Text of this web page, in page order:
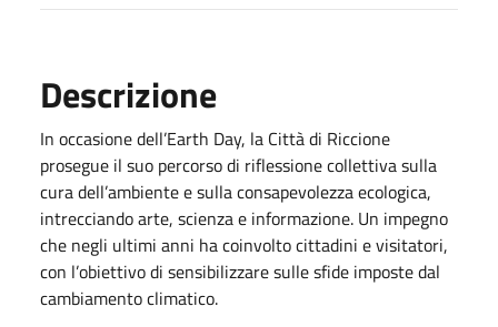
Descrizione
In occasione dell’Earth Day, la Città di Riccione
prosegue il suo percorso di riflessione collettiva sulla
cura dell’ambiente e sulla consapevolezza ecologica,
intrecciando arte, scienza e informazione. Un impegno
che negli ultimi anni ha coinvolto cittadini e visitatori,
con l’obiettivo di sensibilizzare sulle sfide imposte dal
cambiamento climatico.